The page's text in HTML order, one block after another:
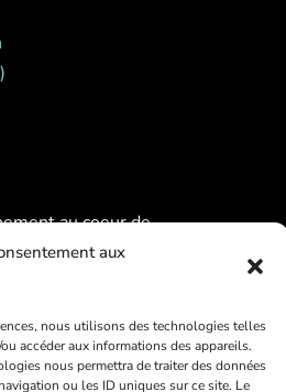
aux
nous utilisons des technologies telles
accéder aux informations des appareils.
nous permettra de traiter des données
ou les ID uniques sur ce site. Le
au coeur de
26 mai 2026 de 14h00 à